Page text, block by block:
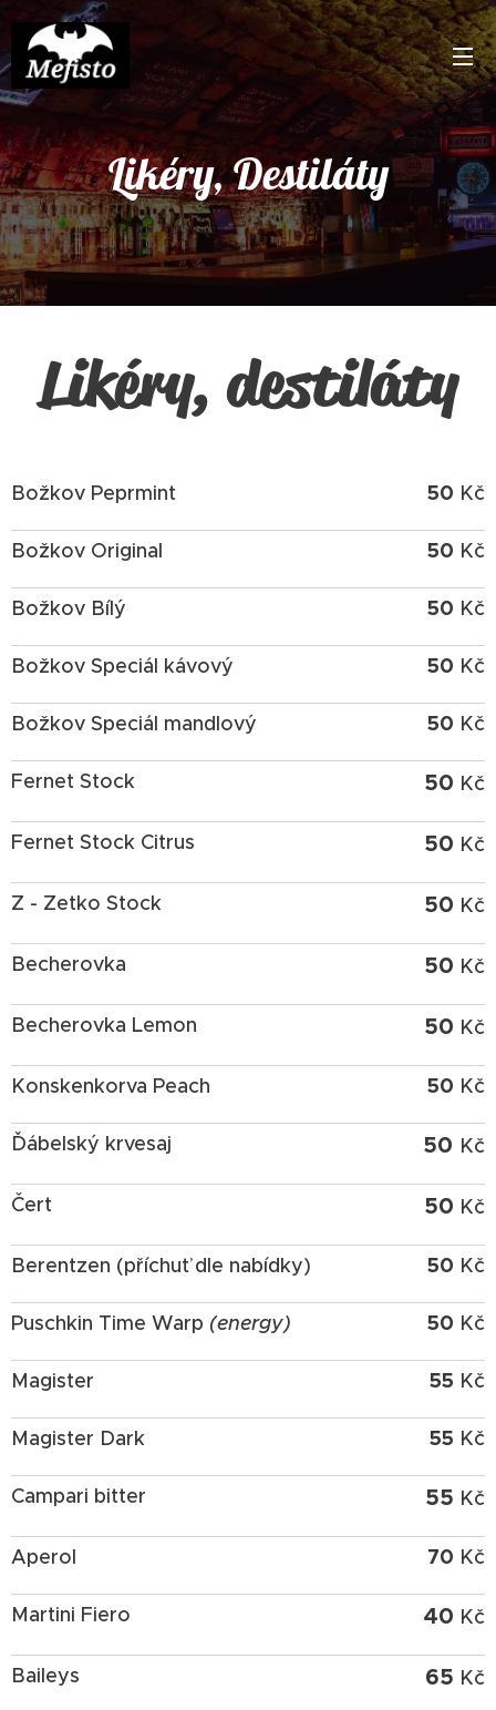
Likéry, Destiláty
Likéry, destiláty
Božkov Peprmint 50 Kč
Božkov Original 50 Kč
Božkov Bílý 50 Kč
Božkov Speciál kávový 50 Kč
Božkov Speciál mandlový 50 Kč
Fernet Stock 50 Kč
Fernet Stock Citrus 50 Kč
Z - Zetko Stock 50 Kč
Becherovka 50 Kč
Becherovka Lemon 50 Kč
Konskenkorva Peach 50 Kč
Ďábelský krvesaj 50 Kč
Čert 50 Kč
Berentzen (příchuť dle nabídky) 50 Kč
Puschkin Time Warp (energy) 50 Kč
Magister 55 Kč
Magister Dark 55 Kč
Campari bitter 55 Kč
Aperol 70 Kč
Martini Fiero 40 Kč
Baileys 65 Kč